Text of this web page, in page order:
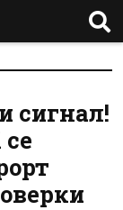
сигнал!